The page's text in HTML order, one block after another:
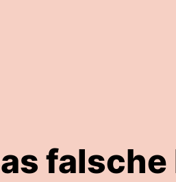
falsche